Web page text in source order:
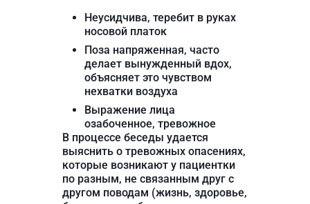
Неусидчива, теребит в руках
носовой платок
Поза напряженная, часто
делает вынужденный вдох,
объясняет это чувством
нехватки воздуха
Выражение лица
озабоченное, тревожное
В процессе беседы удается
выяснить о тревожных опасениях,
которые возникают у пациентки
по разным, не связанным друг с
другом поводам (жизнь, здоровье,